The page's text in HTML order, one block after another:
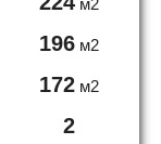
м2
196 м2
172 м2
2